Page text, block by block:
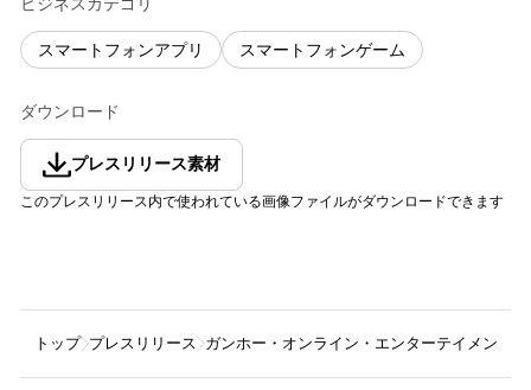
ビジネスカテゴリ
スマートフォンアプリ スマートフォンゲーム
ダウンロード
プレスリリース素材
このプレスリリース内で使われている画像ファイルがダウンロードできます
トップ プレスリリース ガンホー・オンライン・エンターテイメント